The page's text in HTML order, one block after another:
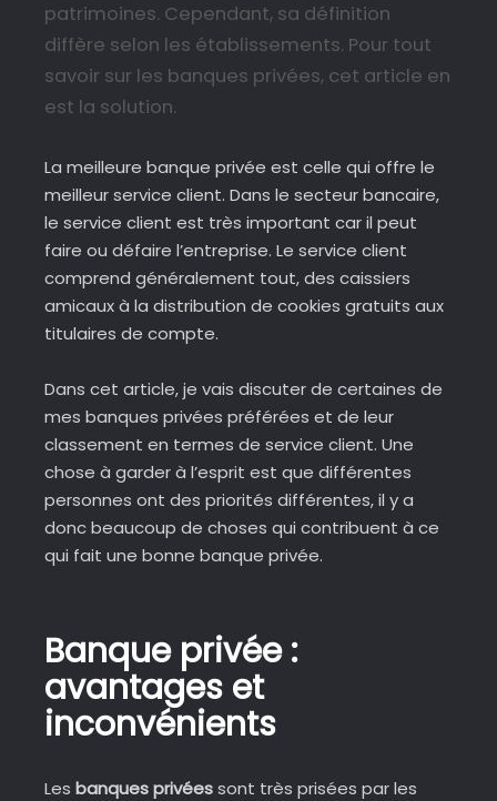
patrimoines. Cependant, sa définition
diffère selon les établissements. Pour tout
savoir sur les banques privées, cet article en
est la solution.
La meilleure banque privée est celle qui offre le
meilleur service client. Dans le secteur bancaire,
le service client est très important car il peut
faire ou défaire l’entreprise. Le service client
comprend généralement tout, des caissiers
amicaux à la distribution de cookies gratuits aux
titulaires de compte.
Dans cet article, je vais discuter de certaines de
mes banques privées préférées et de leur
classement en termes de service client. Une
chose à garder à l’esprit est que différentes
personnes ont des priorités différentes, il y a
donc beaucoup de choses qui contribuent à ce
qui fait une bonne banque privée.
Banque privée :
avantages et
inconvénients
Les banques privéessont très prisées par les